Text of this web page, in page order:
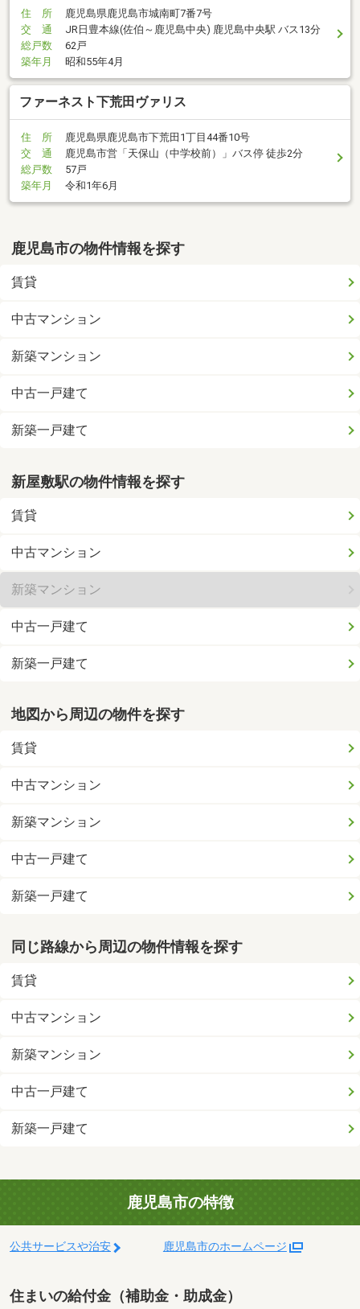
住 所
鹿児島県鹿児島市城南町7番7号
交 通
JR日豊本線(佐伯～鹿児島中央) 鹿児島中央駅 バス13分
総戸数
62戸
築年月
昭和55年4月
ファーネスト下荒田ヴァリス
住 所
鹿児島県鹿児島市下荒田1丁目44番10号
交 通
鹿児島市営「天保山（中学校前）」バス停 徒歩2分
総戸数
57戸
築年月
令和1年6月
鹿児島市の物件情報を探す
賃貸
中古マンション
新築マンション
中古一戸建て
新築一戸建て
新屋敷駅の物件情報を探す
賃貸
中古マンション
新築マンション
中古一戸建て
新築一戸建て
地図から周辺の物件を探す
賃貸
中古マンション
新築マンション
中古一戸建て
新築一戸建て
同じ路線から周辺の物件情報を探す
賃貸
中古マンション
新築マンション
中古一戸建て
新築一戸建て
鹿児島市の特徴
公共サービスや治安 鹿児島市のホームページ
住まいの給付金（補助金・助成金）